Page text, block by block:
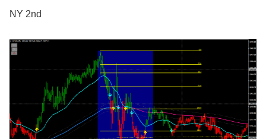
NY 2nd